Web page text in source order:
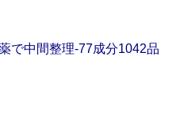
で中間整理‐77成分1042品